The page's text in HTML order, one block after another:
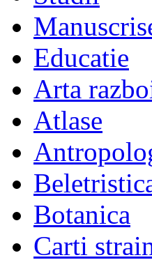
Educatie
Arta
Atlase
Botanica
Carti